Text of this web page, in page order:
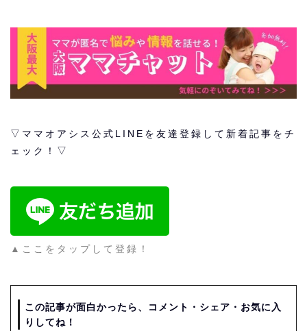
▽ママオアシス公式LINEを友達登録して新着記事をチ
ェック！▽
▲ここをタップして登録！
この記事が面白かったら、コメント・シェア・お気に入
りしてね！